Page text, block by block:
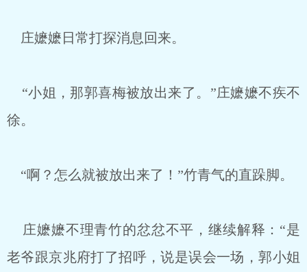
庄嬷嬷日常打探消息回来。
“小姐，那郭喜梅被放出来了。”庄嬷嬷不疾不
徐。
“啊？怎么就被放出来了！”竹青气的直跺脚。
庄嬷嬷不理青竹的忿忿不平，继续解释：“是
老爷跟京兆府打了招呼，说是误会一场，郭小姐